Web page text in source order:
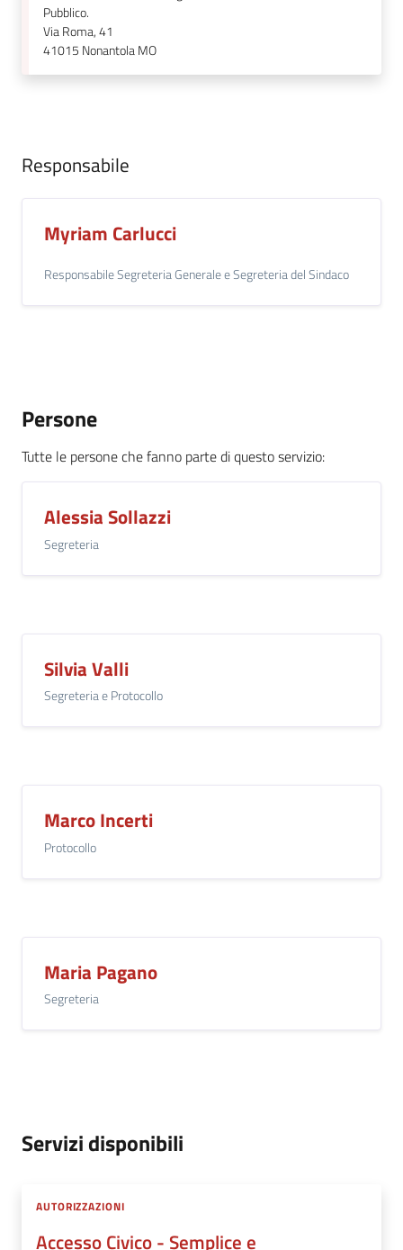
Pubblico.
Via Roma, 41
41015 Nonantola MO
Responsabile
Myriam Carlucci
Responsabile Segreteria Generale e Segreteria del Sindaco
Persone
Tutte le persone che fanno parte di questo servizio:
Alessia Sollazzi
Segreteria
Silvia Valli
Segreteria e Protocollo
Marco Incerti
Protocollo
Maria Pagano
Segreteria
Servizi disponibili
AUTORIZZAZIONI
Accesso Civico - Semplice e